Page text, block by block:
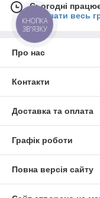
Сьогодні
Показати весь
Про нас
Контакти
Доставка та оплата
Графік роботи
Повна версія сайту
КНОПКА
ЗВ'ЯЗКУ